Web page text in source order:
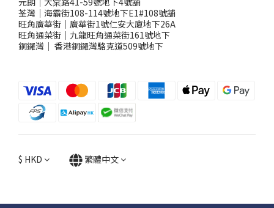
荃灣｜海霸街108-114號地下E1#108號舖
旺角廣華街｜廣華街1號仁安大廈地下26A
旺角通菜街｜九龍旺角通菜街161號地下
銅鑼灣 ｜ 香港銅鑼灣駱克道509號地下
$ HKD 繁體中文